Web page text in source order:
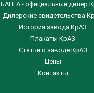
БАНГА - официальный дилер
Дилерские свидетельства
История завода КрАЗ
Плакаты КрАЗ
Статьи о заводе КрАЗ
Цены
Контакты